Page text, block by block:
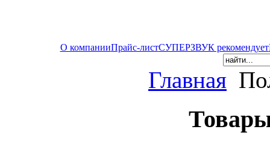
О компанииПрайс-листСУПЕРЗВУК рекомендует
Главная